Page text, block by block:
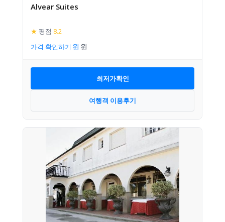
Alvear Suites
★ 평점 8.2
가격 확인하기
최저가확인
여행객 이용후기